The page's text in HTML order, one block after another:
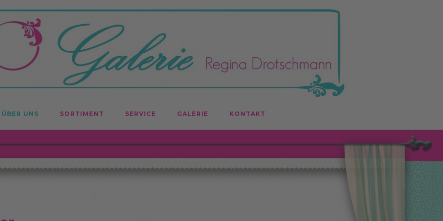
ÜBER UNS SORTIMENT SERVICE GALERIE KONTAKT